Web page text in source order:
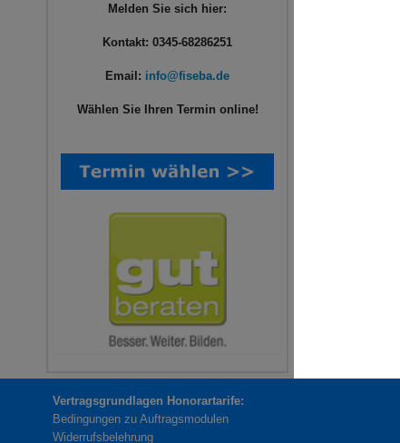
Melden Sie sich hier:
Kontakt: 0345-68286251
Email: info@fiseba.de
Wählen Sie Ihren Termin online!
Vertragsgrundlagen Honorartarife:
Bedingungen zu Auftragsmodulen
Widerrufsbelehrung